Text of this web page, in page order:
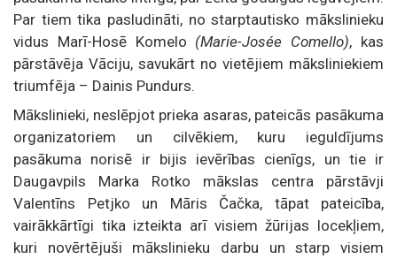
Par tiem tika pasludināti, no starptautisko mākslinieku
vidus Marī-Hosē Komelo (Marie-Josée Comello), kas
pārstāvēja Vāciju, savukārt no vietējiem māksliniekiem
triumfēja – Dainis Pundurs.
Mākslinieki, neslēpjot prieka asaras, pateicās pasākuma
organizatoriem un cilvēkiem, kuru ieguldījums
pasākuma norisē ir bijis ievērības cienīgs, un tie ir
Daugavpils Marka Rotko mākslas centra pārstāvji
Valentīns Petjko un Māris Čačka, tāpat pateicība,
vairākkārtīgi tika izteikta arī visiem žūrijas locekļiem,
kuri novērtējuši mākslinieku darbu un starp visiem